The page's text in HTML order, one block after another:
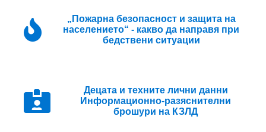
„Пожарна безопасност и защита на
населението“ - какво да направя при
бедствени ситуации
Децата и техните лични данни
Информационно-разяснителни
брошури на КЗЛД